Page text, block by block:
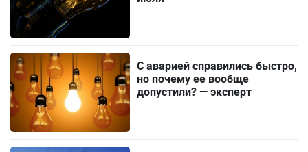
С аварией справились быстро,
но почему ее вообще
допустили? — эксперт